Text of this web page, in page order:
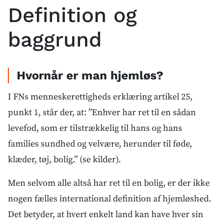
Definition og
baggrund
Hvornår er man hjemløs?
I FNs menneskerettigheds erklæring artikel 25,
punkt 1, står der, at: ”Enhver har ret til en sådan
levefod, som er tilstrækkelig til hans og hans
families sundhed og velvære, herunder til føde,
klæder, tøj, bolig.” (se kilder).
Men selvom alle altså har ret til en bolig, er der ikke
nogen fælles international definition af hjemløshed.
Det betyder, at hvert enkelt land kan have hver sin